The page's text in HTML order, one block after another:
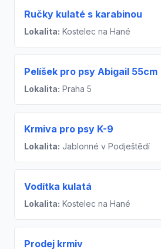
Ručky kulaté s karabinou
Lokalita: Kostelec na Hané
Pelíšek pro psy Abigail 55cm
Lokalita: Praha 5
Krmiva pro psy K-9
Lokalita: Jablonné v Podještědí
Vodítka kulatá
Lokalita: Kostelec na Hané
Prodej krmiv